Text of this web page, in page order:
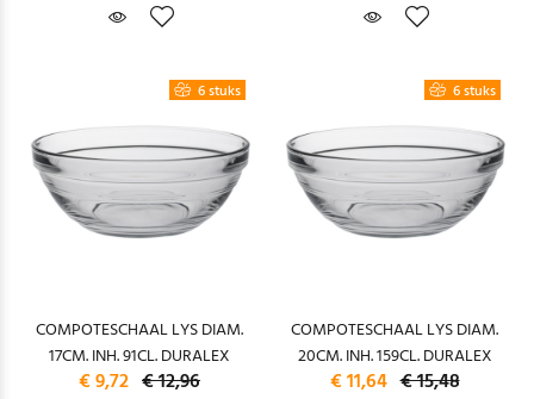
6 stuks
COMPOTESCHAAL LYS DIAM.
17CM. INH. 91CL. DURALEX
€ 9,72 € 12,96
6 stuks
COMPOTESCHAAL LYS DIAM.
20CM. INH. 159CL. DURALEX
€ 11,64 € 15,48